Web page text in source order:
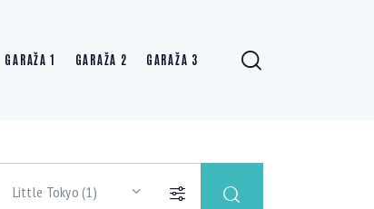
GARAŽA 1 GARAŽA 2 GARAŽA 3